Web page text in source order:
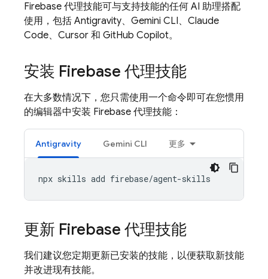
Firebase 代理技能可与支持技能的任何 AI 助理搭配
使用，包括 Antigravity、 Gemini CLI、Claude
Code、Cursor 和 GitHub Copilot。
安装 Firebase 代理技能
在大多数情况下，您只需使用一个命令即可在您惯用
的编辑器中安装 Firebase 代理技能：
Antigravity Gemini CLI 更多
更新 Firebase 代理技能
我们建议您定期更新已安装的技能，以便获取新技能
并改进现有技能。